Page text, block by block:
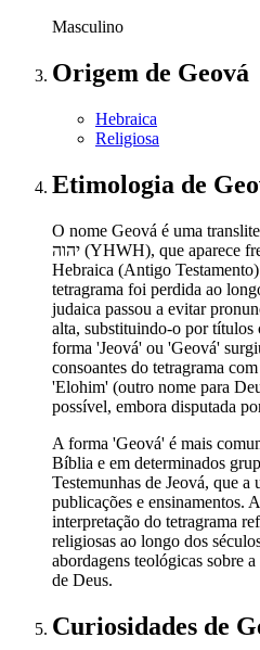
Masculino
Origem de Geová
Hebraica
Religiosa
Etimologia de
O nome Geová é uma
יהוה (YHWH), que aparece frequentemente na Bíblia
Hebraica (Antigo
tetragrama foi perdida ao
judaica passou a evitar
alta, substituindo-o por
forma 'Jeová' ou 'Geová'
consoantes do tetragrama
'Elohim' (outro nome para
possível, embora disputada
A forma 'Geová' é mais
Bíblia e em determinados
Testemunhas de Jeová, que
publicações e ensinamentos.
interpretação do tetragrama
religiosas ao longo dos
abordagens teológicas sobre
de Deus.
Curiosidades de